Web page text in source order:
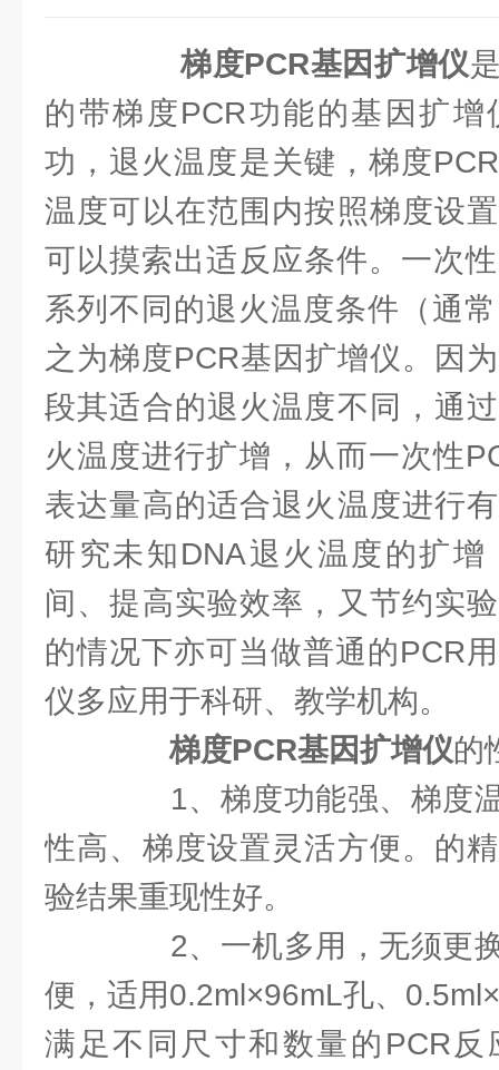
梯度PCR基因扩增仪
的带梯度PCR功能的基因扩
功，退火温度是关键，梯度
温度可以在范围内按照梯度设
可以摸索出适反应条件。一次
系列不同的退火温度条件（通
之为梯度PCR基因扩增仪。因
段其适合的退火温度不同，通
火温度进行扩增，从而一次性
表达量高的适合退火温度进行
研究未知DNA退火温度的扩
间、提高实验效率，又节约实
的情况下亦可当做普通的PCR
仪多应用于科研、教学机构。
梯度PCR基因扩增仪的
1、梯度功能强、梯度温
性高、梯度设置灵活方便。的
验结果重现性好。
2、一机多用，无须更换
便，适用0.2ml×96mL孔、
满足不同尺寸和数量的PCR